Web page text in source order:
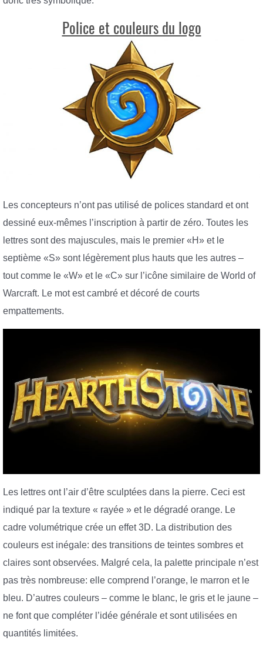
Police et couleurs du logo
Les concepteurs n’ont pas utilisé de polices standard et ont
dessiné eux-mêmes l’inscription à partir de zéro. Toutes les
lettres sont des majuscules, mais le premier «H» et le
septième «S» sont légèrement plus hauts que les autres –
tout comme le «W» et le «C» sur l’icône similaire de World of
Warcraft. Le mot est cambré et décoré de courts
empattements.
Les lettres ont l’air d’être sculptées dans la pierre. Ceci est
indiqué par la texture « rayée » et le dégradé orange. Le
cadre volumétrique crée un effet 3D. La distribution des
couleurs est inégale: des transitions de teintes sombres et
claires sont observées. Malgré cela, la palette principale n’est
pas très nombreuse: elle comprend l’orange, le marron et le
bleu. D’autres couleurs – comme le blanc, le gris et le jaune –
ne font que compléter l’idée générale et sont utilisées en
quantités limitées.